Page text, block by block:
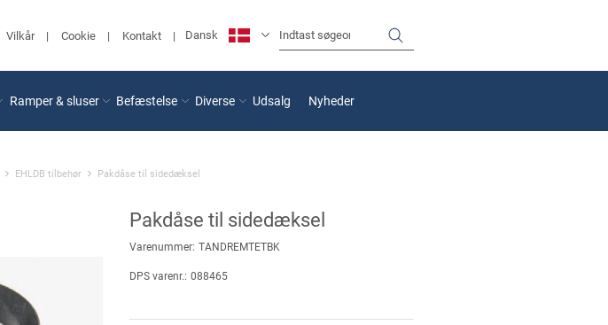
Vilkår Cookie Kontakt Dansk
Ramper & sluser Befæstelse Diverse Udsalg Nyheder
EHLDB tilbehør Pakdåse til sidedæksel
Pakdåse til sidedæksel
Varenummer: TANDREMTETBK
DPS varenr.: 088465